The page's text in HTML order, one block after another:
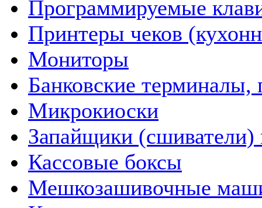
Программируемые
Принтеры чеков
Мониторы
Банковские
Микрокиоски
Запайщики (сшиватели)
Кассовые боксы
Мешкозашивочные